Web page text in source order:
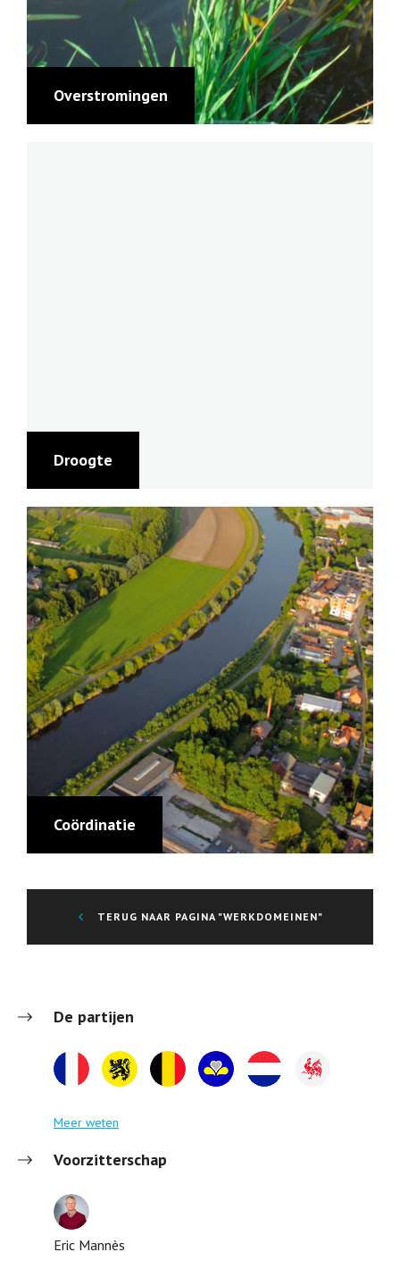
Overstromingen
Droogte
Coördinatie
TERUG NAAR PAGINA "WERKDOMEINEN"
De partijen
Meer weten
Voorzitterschap
Eric Mannès